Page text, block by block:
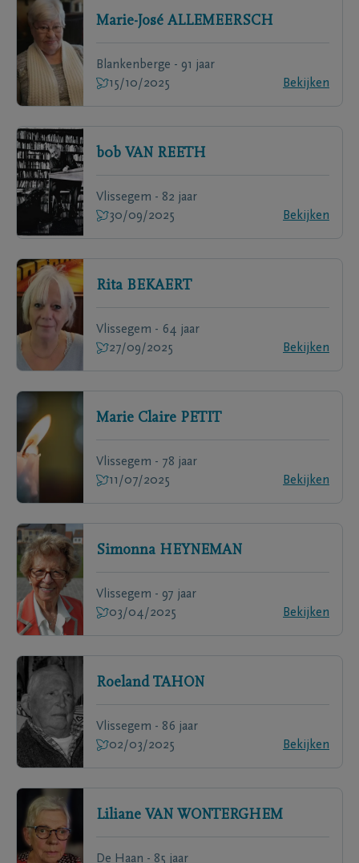
Marie-José ALLEMEERSCH
Blankenberge - 91 jaar
15/10/2025
Bekijken
b0b VAN REETH
Vlissegem - 82 jaar
30/09/2025
Bekijken
Rita BEKAERT
Vlissegem - 64 jaar
27/09/2025
Bekijken
Marie Claire PETIT
Vlissegem - 78 jaar
11/07/2025
Bekijken
Simonna HEYNEMAN
Vlissegem - 97 jaar
03/04/2025
Bekijken
Roeland TAHON
Vlissegem - 86 jaar
02/03/2025
Bekijken
Liliane VAN WONTERGHEM
De Haan - 85 jaar